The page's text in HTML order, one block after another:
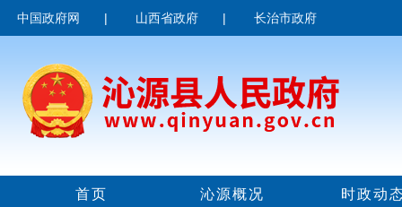
中国政府网 | 山西省政府 | 长治市政府
首页 沁源概况 时政动